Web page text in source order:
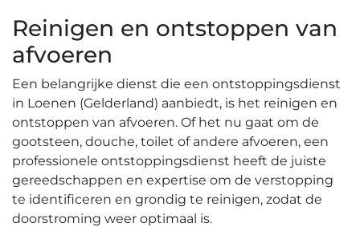
Reinigen en ontstoppen van
afvoeren
Een belangrijke dienst die een ontstoppingsdienst
in Loenen (Gelderland) aanbiedt‚ is het reinigen en
ontstoppen van afvoeren.​ Of het nu gaat om de
gootsteen‚ douche‚ toilet of andere afvoeren‚ een
professionele ontstoppingsdienst heeft de juiste
gereedschappen en expertise om de verstopping
te identificeren en grondig te reinigen‚ zodat de
doorstroming weer optimaal is.​